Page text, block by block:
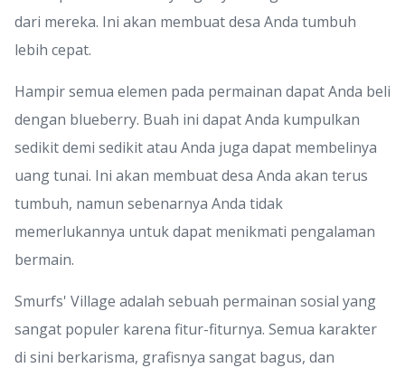
dari mereka. Ini akan membuat desa Anda tumbuh
lebih cepat.
Hampir semua elemen pada permainan dapat Anda beli
dengan blueberry. Buah ini dapat Anda kumpulkan
sedikit demi sedikit atau Anda juga dapat membelinya
uang tunai. Ini akan membuat desa Anda akan terus
tumbuh, namun sebenarnya Anda tidak
memerlukannya untuk dapat menikmati pengalaman
bermain.
Smurfs' Village adalah sebuah permainan sosial yang
sangat populer karena fitur-fiturnya. Semua karakter
di sini berkarisma, grafisnya sangat bagus, dan